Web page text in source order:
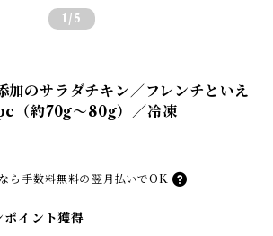
1 /5
加のサラダチキン／フレンチといえ
（約70g〜80g）／冷凍
なら 手数料無料の 翌月払いでOK
ポイント獲得